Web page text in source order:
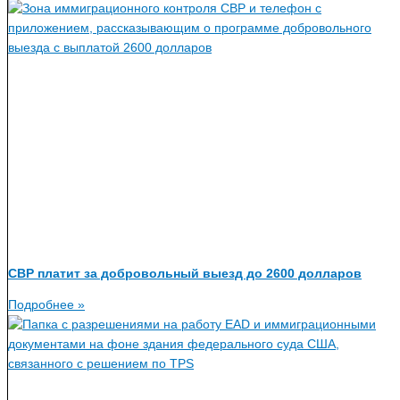
CBP платит за добровольный выезд до 2600 долларов
Подробнее »